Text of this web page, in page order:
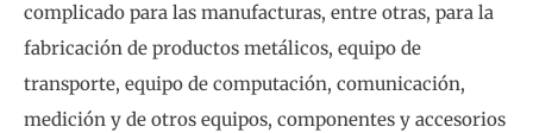
complicado para las manufacturas, entre otras, para la
fabricación de productos metálicos, equipo de
transporte, equipo de computación, comunicación,
medición y de otros equipos, componentes y accesorios